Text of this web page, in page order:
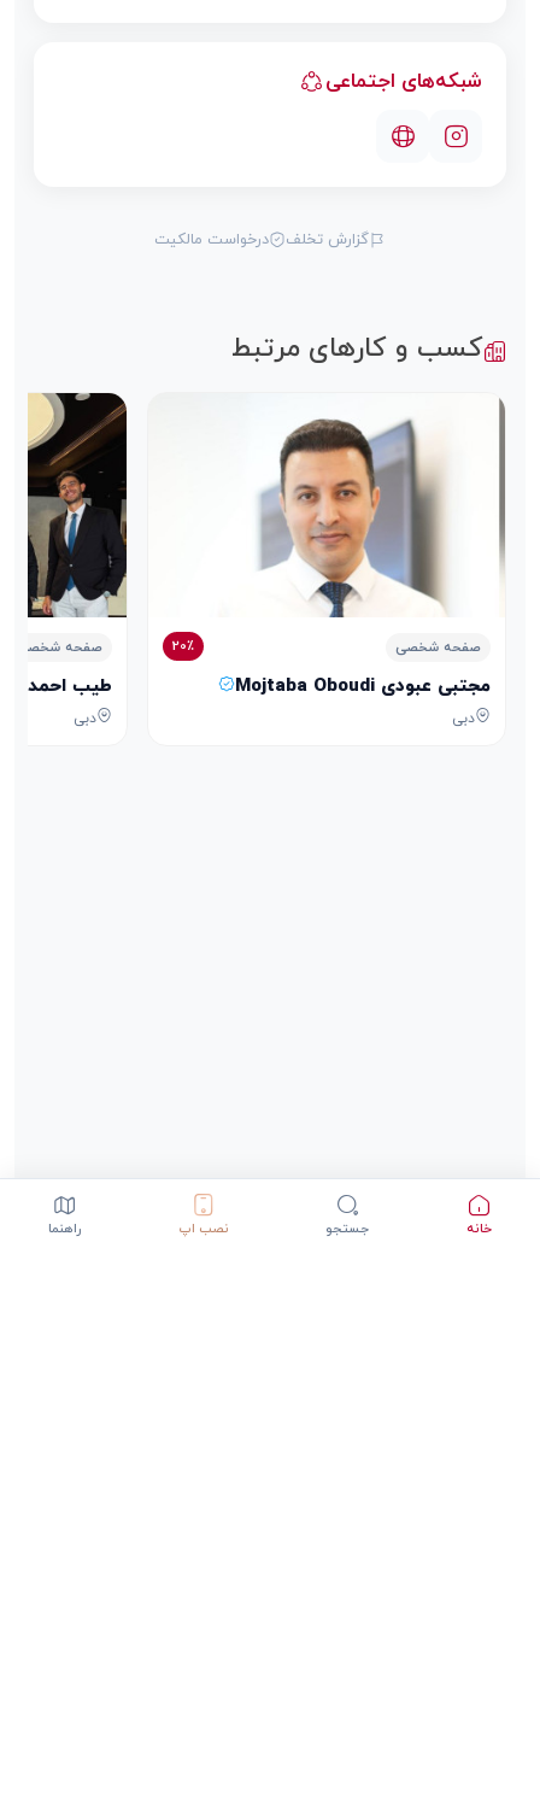
شبکه‌های اجتماعی
گزارش تخلف درخواست مالکیت
کسب و کارهای مرتبط
صفحه شخصی 20٪
مجتبی عبودی Mojtaba Oboudi
دبی
صفحه شخصی
طیب احمدی Tayeb Ahmadi
دبی
خانه جستجو نصب اپ راهنما